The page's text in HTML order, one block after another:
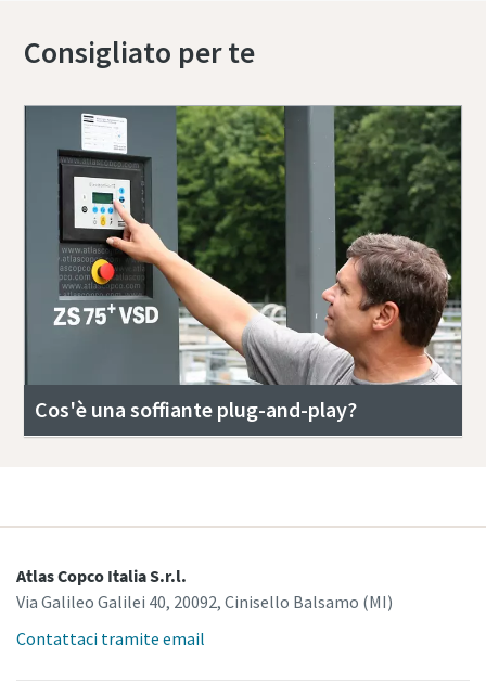
Consigliato per te
Cos'è una soffiante plug-and-play?
Atlas Copco Italia S.r.l.
Via Galileo Galilei 40, 20092, Cinisello Balsamo (MI)
Contattaci tramite email